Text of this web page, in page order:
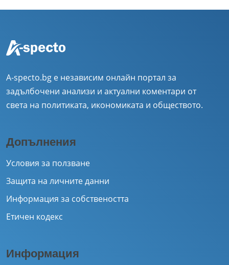
A-specto.bg е независим онлайн портал за
задълбочени анализи и актуални коментари от
света на политиката, икономиката и обществото.
Допълнения
Условия за ползване
Защита на личните данни
Информация за собствеността
Етичен кодекс
Информация